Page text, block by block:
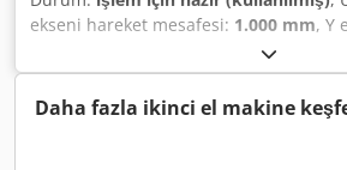
ekseni hareket mesafesi: 1.000 mm, Y
, Z ekseni hareket
kontrolör üreticisi:HEIDENHAIN,
iTNC530 HSCI , masa yükü:1.000 kg,
15.000 dev/dak
Daha fazla ikinci el makine